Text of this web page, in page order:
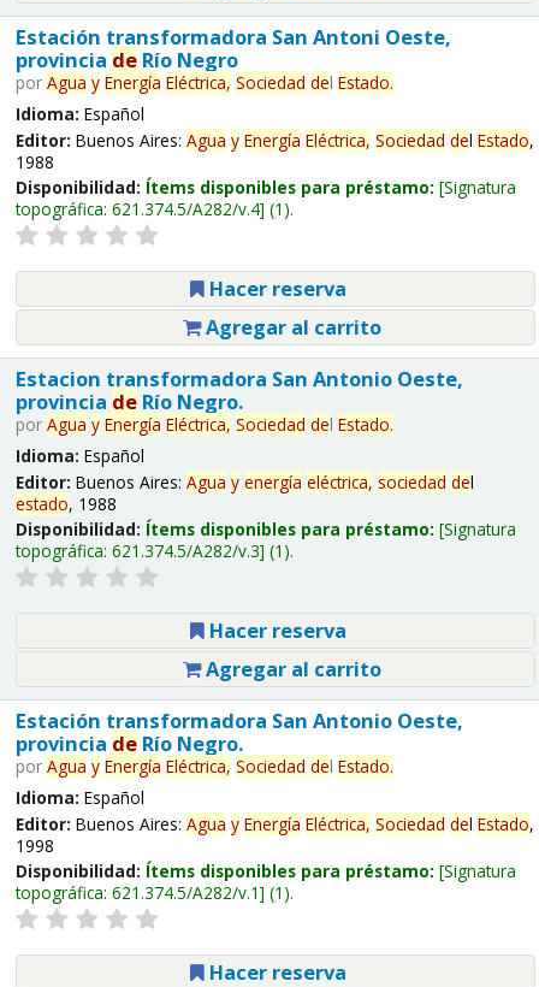
Estación transformadora San Antoni Oeste,
provincia deRío Negro
por Agua y Energía Eléctrica, Sociedad del Estado.
Idioma: Español
Editor: Buenos Aires: Agua y Energía Eléctrica, Sociedad del Estado,
1988
Disponibilidad: Ítems disponibles para préstamo: Signatura
topográfica: 621.374.5/A282/v.4 (1).
Hacer reserva
Agregar al carrito
Estacion transformadora San Antonio Oeste,
provincia deRío Negro.
por Agua y Energía Eléctrica, Sociedad del Estado.
Idioma: Español
Editor: Buenos Aires: Agua y energía eléctrica, sociedad del
estado, 1988
Disponibilidad: Ítems disponibles para préstamo: Signatura
topográfica: 621.374.5/A282/v.3 (1).
Hacer reserva
Agregar al carrito
Estación transformadora San Antonio Oeste,
provincia deRío Negro.
por Agua y Energía Eléctrica, Sociedad del Estado.
Idioma: Español
Editor: Buenos Aires: Agua y Energía Eléctrica, Sociedad del Estado,
1998
Disponibilidad: Ítems disponibles para préstamo: Signatura
topográfica: 621.374.5/A282/v.1 (1).
Hacer reserva